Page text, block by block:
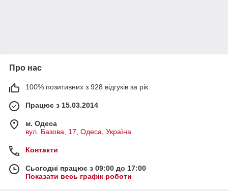
Про нас
100% позитивних з 928 відгуків за рік
Працює з 15.03.2014
м. Одеса
вул. Базова, 17, Одеса, Україна
Контакти
Сьогодні працює з 09:00 до 17:00
Показати весь графік роботи